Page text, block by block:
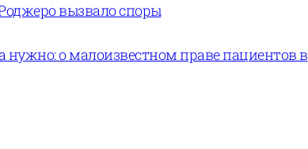
вызвало споры
нужно: о малоизвестном праве пациентов в